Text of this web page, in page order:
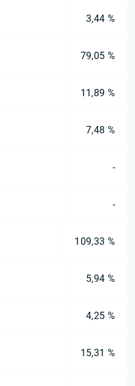
3,44 %
79,05 %
11,89 %
7,48 %
-
-
109,33 %
5,94 %
4,25 %
15,31 %